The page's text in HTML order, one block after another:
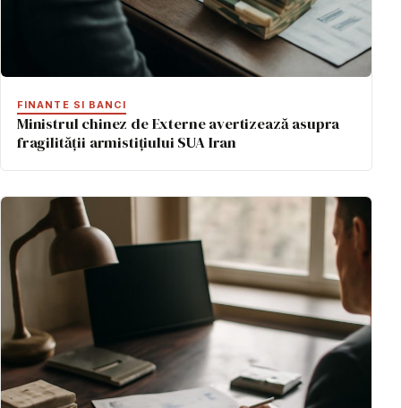
FINANTE SI BANCI
Ministrul chinez de Externe avertizează asupra
fragilității armistițiului SUA Iran